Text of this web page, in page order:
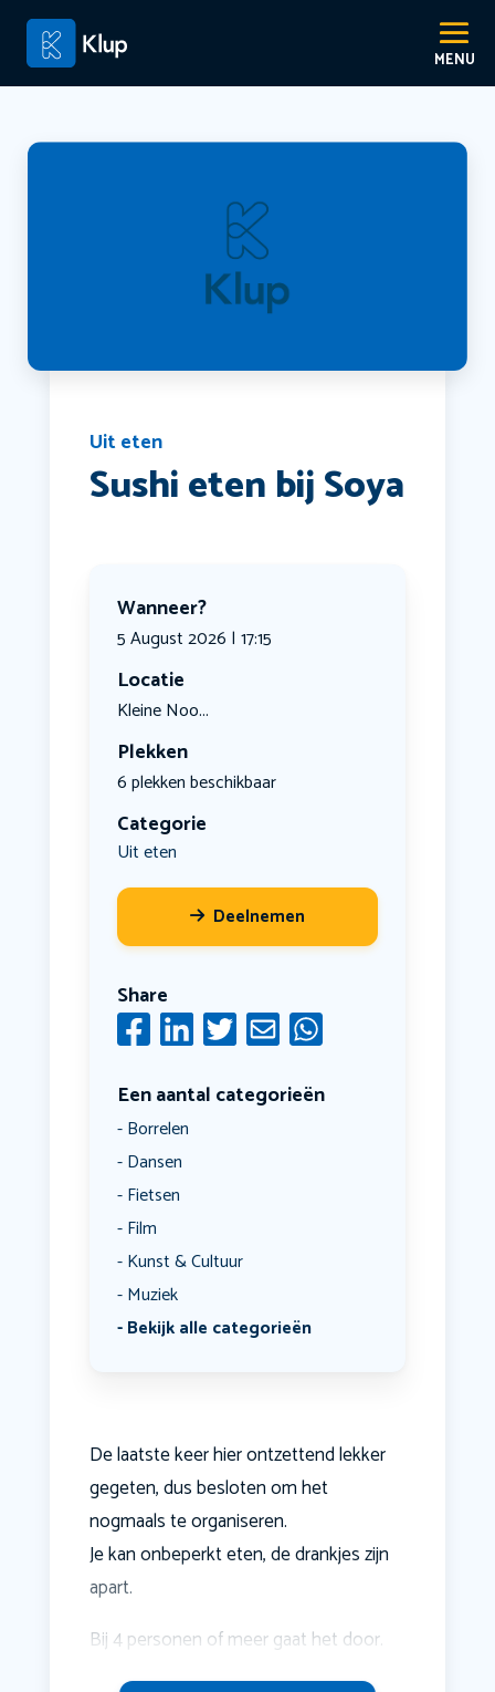
Uit eten
Sushi eten bij Soya
Wanneer?
5 August 2026 | 17:15
Locatie
Kleine Noo...
Plekken
6 plekken beschikbaar
Categorie
Uit eten
Deelnemen
Share
Een aantal categorieën
Borrelen
Dansen
Fietsen
Film
Kunst & Cultuur
Muziek
Bekijk alle categorieën
De laatste keer hier ontzettend lekker
gegeten, dus besloten om het
nogmaals te organiseren.
Je kan onbeperkt eten, de drankjes zijn
apart.
Bij 4 personen of meer gaat het door.